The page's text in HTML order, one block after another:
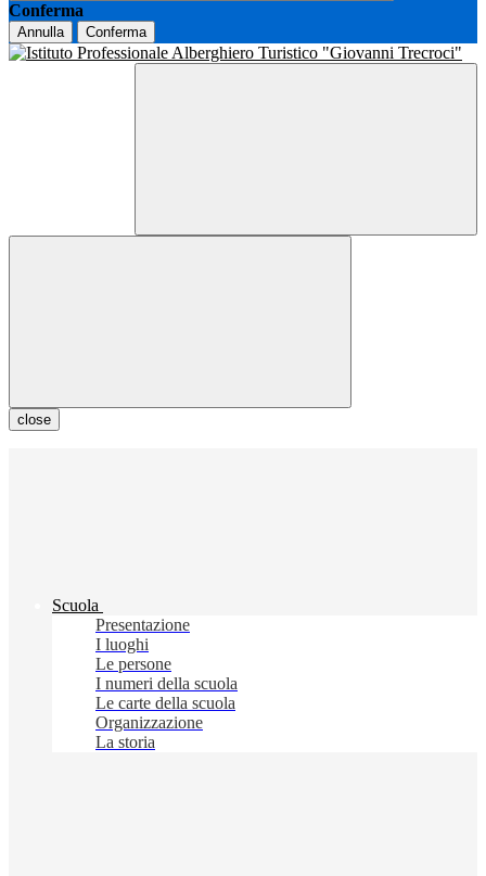
Conferma
Annulla Conferma
close
Scuola
Presentazione
I luoghi
Le persone
I numeri della scuola
Le carte della scuola
Organizzazione
La storia